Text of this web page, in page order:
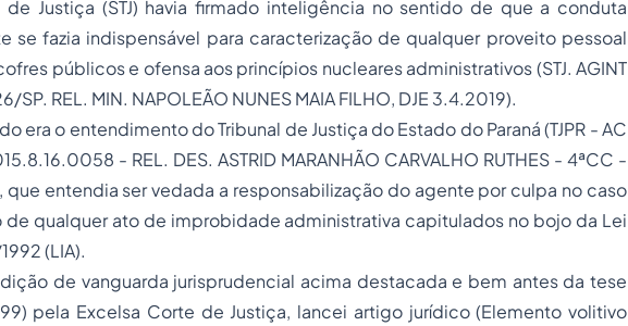
de Justiça (STJ) havia firmado inteligência no sentido de que a conduta
se fazia indispensável para caracterização de qualquer proveito pessoal
públicos e ofensa aos princípios nucleares administrativos (STJ. AGINT
SP. REL. MIN. NAPOLEÃO NUNES MAIA FILHO, DJE 3.4.2019).
era o entendimento do Tribunal de Justiça do Estado do Paraná (TJPR - AC
- REL. DES. ASTRID MARANHÃO CARVALHO RUTHES - 4ªCC -
que entendia ser vedada a responsabilização do agente por culpa no caso
qualquer ato de improbidade administrativa capitulados no bojo da Lei
(LIA).
de vanguarda jurisprudencial acima destacada e bem antes da tese
pela Excelsa Corte de Justiça, lancei artigo jurídico (Elemento volitivo